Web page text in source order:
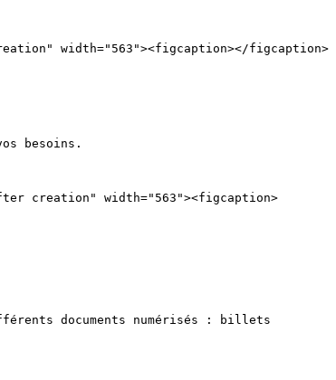
width="563"><figcaption></figcaption>
besoins.
creation" width="563"><figcaption>
documents numérisés : billets